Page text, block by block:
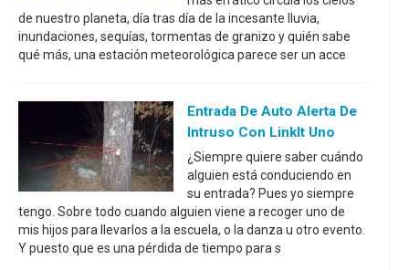
de nuestro planeta, día tras día de la incesante lluvia,
inundaciones, sequías, tormentas de granizo y quién sabe
qué más, una estación meteorológica parece ser un acce
Entrada De Auto Alerta De
Intruso Con LinkIt Uno
¿Siempre quiere saber cuándo
alguien está conduciendo en
su entrada? Pues yo siempre
tengo. Sobre todo cuando alguien viene a recoger uno de
mis hijos para llevarlos a la escuela, o la danza u otro evento.
Y puesto que es una pérdida de tiempo para s